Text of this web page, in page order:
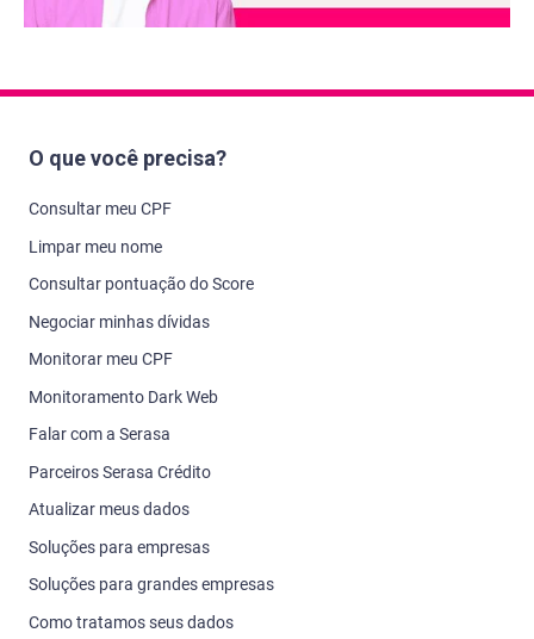
O que você precisa?
Consultar meu CPF
Limpar meu nome
Consultar pontuação do Score
Negociar minhas dívidas
Monitorar meu CPF
Monitoramento Dark Web
Falar com a Serasa
Parceiros Serasa Crédito
Atualizar meus dados
Soluções para empresas
Soluções para grandes empresas
Como tratamos seus dados